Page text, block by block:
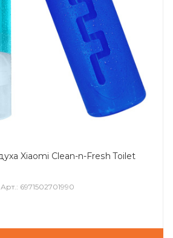
Xiaomi Clean-n-Fresh Toilet
Арт.: 6971502701990